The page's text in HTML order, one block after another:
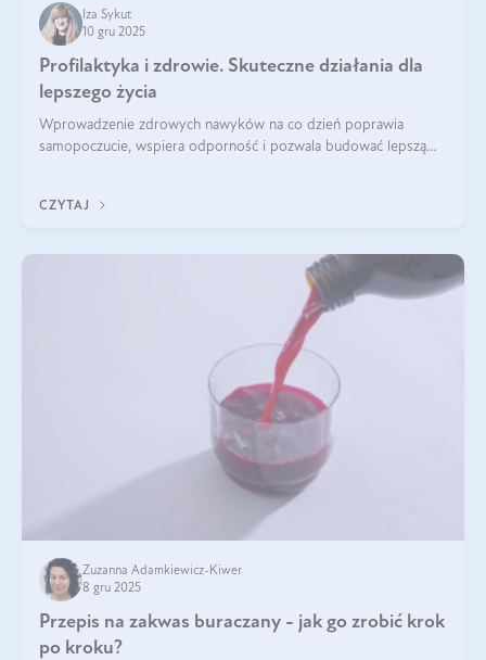
Iza Sykut
10 gru 2025
Profilaktyka i zdrowie. Skuteczne działania dla
lepszego życia
Wprowadzenie zdrowych nawyków na co dzień poprawia
samopoczucie, wspiera odporność i pozwala budować lepszą
CZYTAJ
Zuzanna Adamkiewicz-Kiwer
8 gru 2025
Przepis na zakwas buraczany - jak go zrobić krok
po kroku?